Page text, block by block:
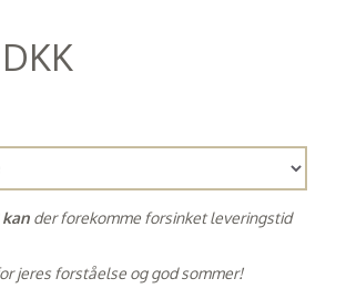
kan der forekomme forsinket leveringstid
jeres forståelse og god sommer!